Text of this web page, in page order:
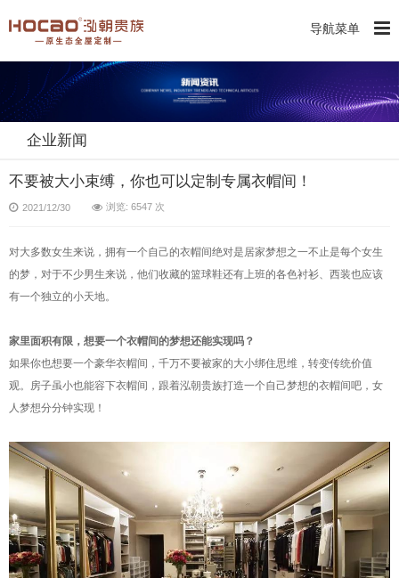
导航菜单
企业新闻
不要被大小束缚，你也可以定制专属衣帽间！
2021/12/30 浏览: 6547 次
对大多数女生来说，拥有一个自己的衣帽间绝对是居家梦想之一不止是每个女生
的梦，对于不少男生来说，他们收藏的篮球鞋还有上班的各色衬衫、西装也应该
有一个独立的小天地。
家里面积有限，想要一个衣帽间的梦想还能实现吗？
如果你也想要一个豪华衣帽间，千万不要被家的大小绑住思维，转变传统价值
观。房子虽小也能容下衣帽间，跟着泓朝贵族打造一个自己梦想的衣帽间吧，女
人梦想分分钟实现！